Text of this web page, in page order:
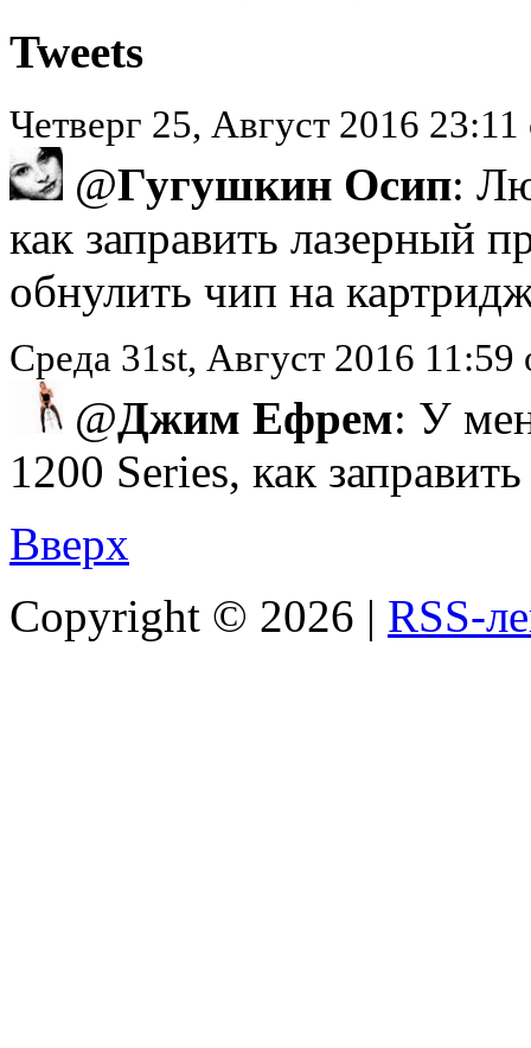
Tweets
Четверг 25, Август 2016
@Гугушкин Осип:
как заправить лазерный
обнулить чип на
Среда 31st, Август 2016
@Джим Ефрем: У
1200 Series, как
Вверх
Copyright © 2026 | RSS-